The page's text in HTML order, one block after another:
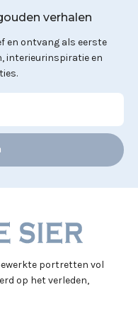
verhalen
en ontvang als eerste
interieurinspiratie en
portretten vol
op het verleden,